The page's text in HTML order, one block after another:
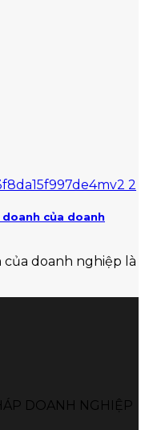
của doanh
doanh nghiệp là
DOANH NGHIỆP